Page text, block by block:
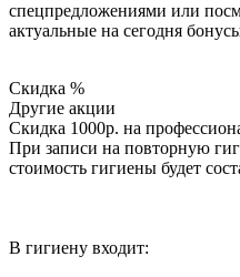
спецпредложениями или
актуальные на сегодня
Скидка %
Другие акции
Скидка 1000р. на
При записи на повторную
стоимость гигиены будет
В гигиену входит: